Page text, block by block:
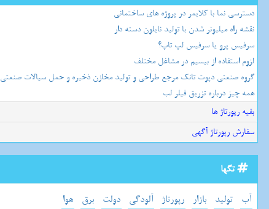
دسترسی نما با کلایمر در پروژه های ساختمانی
نقشه راه میلیونر شدن با تولید نایلون دسته دار
سرفیس پرو یا سرفیس لپ تاپ؟
لزوم استفاده از بیسیم در مشاغل مختلف
گروه صنعتی دپوت تانک مرجع طراحی و تولید مخازن ذخیره و حمل سیالات صنعتی
همه چیز درباره تزریق فیلر لب
بقیه رپورتاژ ها
سفارش رپورتاژ آگهی
تگها
آب تولید بازار رپورتاژ آلودگی دولت برق هوا